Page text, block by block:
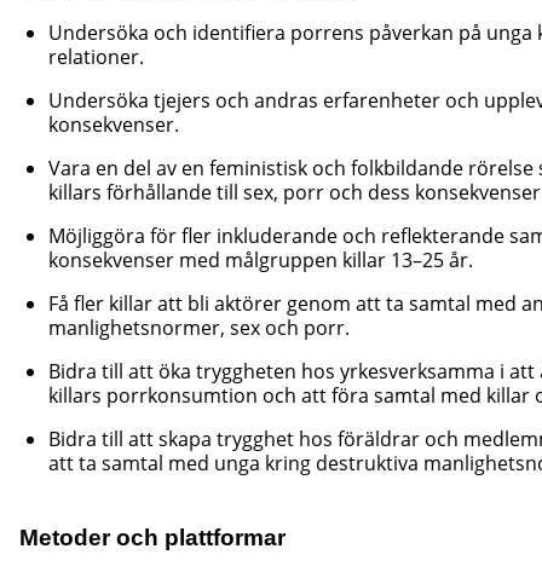
Undersöka och identifiera porrens påverkan på unga
relationer.
Undersöka tjejers och andras erfarenheter och
konsekvenser.
Vara en del av en feministisk och folkbildande
killars förhållande till sex, porr och dess
Möjliggöra för fler inkluderande och reflekterande
konsekvenser med målgruppen killar 13–25 år.
Få fler killar att bli aktörer genom att ta samtal med
manlighetsnormer, sex och porr.
Bidra till att öka tryggheten hos yrkesverksamma i
killars porrkonsumtion och att föra samtal med killar
Bidra till att skapa trygghet hos föräldrar och
att ta samtal med unga kring destruktiva
Metoder och plattformar